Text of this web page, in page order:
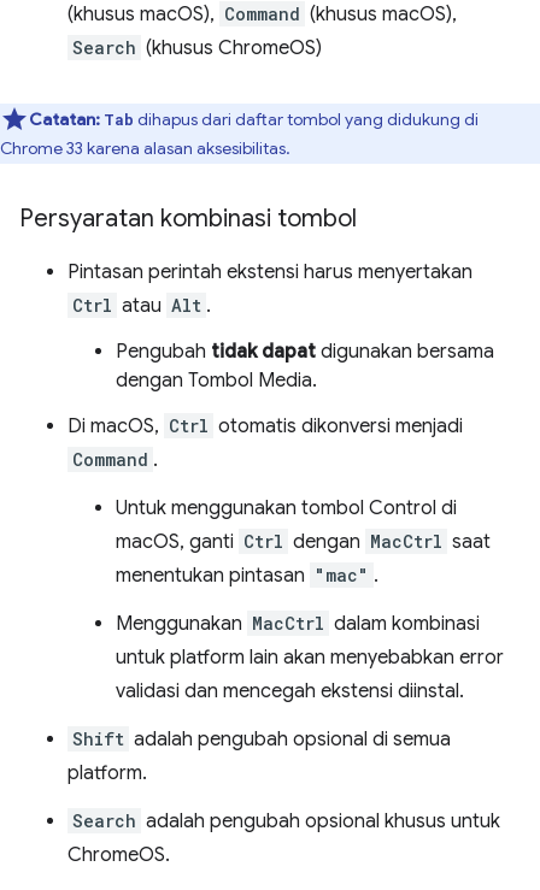
(khusus macOS), Command (khusus macOS),
Search (khusus ChromeOS)
Catatan: Tab dihapus dari daftar tombol yang didukung di
Chrome 33 karena alasan aksesibilitas.
Persyaratan kombinasi tombol
Pintasan perintah ekstensi harus menyertakan
Ctrl atau Alt .
Pengubah tidak dapat digunakan bersama
dengan Tombol Media.
Di macOS, Ctrl otomatis dikonversi menjadi
Command .
Untuk menggunakan tombol Control di
macOS, ganti Ctrl dengan MacCtrl saat
menentukan pintasan "mac" .
Menggunakan MacCtrl dalam kombinasi
untuk platform lain akan menyebabkan error
validasi dan mencegah ekstensi diinstal.
Shift adalah pengubah opsional di semua
platform.
Search adalah pengubah opsional khusus untuk
ChromeOS.